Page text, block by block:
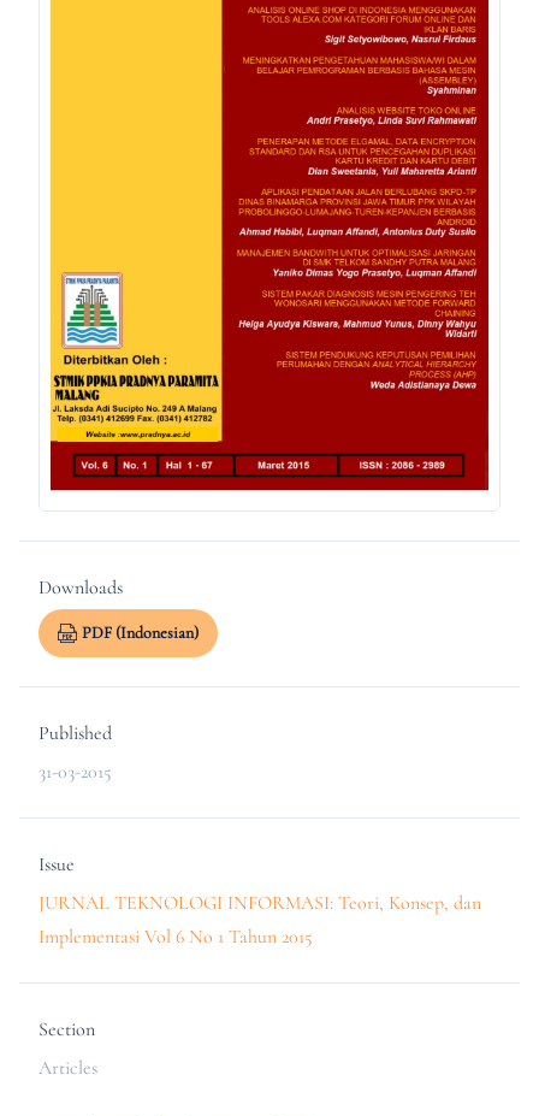
Downloads
PDF (Indonesian)
Published
31-03-2015
Issue
JURNAL TEKNOLOGI INFORMASI: Teori, Konsep, dan
Implementasi Vol 6 No 1 Tahun 2015
Section
Articles